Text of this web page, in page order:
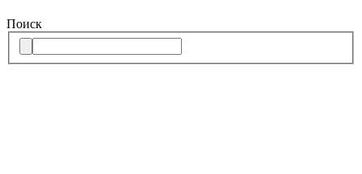
Поиск